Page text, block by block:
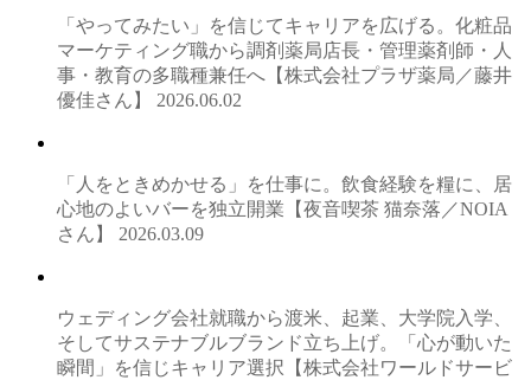
「やってみたい」を信じてキャリアを広げる。化粧品
マーケティング職から調剤薬局店長・管理薬剤師・人
事・教育の多職種兼任へ【株式会社プラザ薬局／藤井
優佳さん】 2026.06.02
「人をときめかせる」を仕事に。飲食経験を糧に、居
心地のよいバーを独立開業【夜音喫茶 猫奈落／NOIA
さん】 2026.03.09
ウェディング会社就職から渡米、起業、大学院入学、
そしてサステナブルブランド立ち上げ。「心が動いた
瞬間」を信じキャリア選択【株式会社ワールドサービ